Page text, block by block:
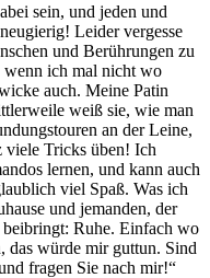
sein, und jeden und
Leider vergesse
und Berührungen zu
wenn ich mal nicht wo
auch. Meine Patin
weiß sie, wie man
an der Leine,
viele Tricks üben! Ich
lernen, und kann auch
viel Spaß. Was ich
und jemanden, der
Ruhe. Einfach wo
das würde mir guttun. Sind
fragen Sie nach mir!“